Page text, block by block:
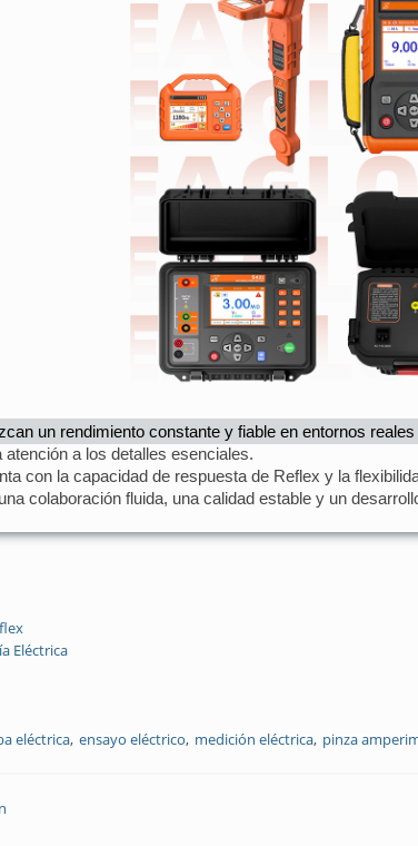
un rendimiento constante y fiable en entornos reales
a los detalles esenciales.
con la capacidad de respuesta de Reflex y la
colaboración fluida, una calidad estable y un
Eléctrica
eléctrica ensayo eléctrico medición eléctrica pinza